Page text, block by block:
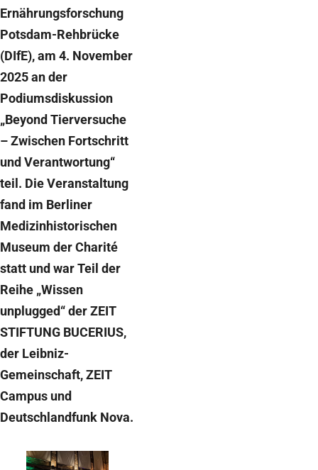
Ernährungsforschung
Potsdam-Rehbrücke
(DIfE), am 4. November
2025 an der
Podiumsdiskussion
„Beyond Tierversuche
– Zwischen Fortschritt
und Verantwortung“
teil. Die Veranstaltung
fand im Berliner
Medizinhistorischen
Museum der Charité
statt und war Teil der
Reihe „Wissen
unplugged“ der ZEIT
STIFTUNG BUCERIUS,
der Leibniz-
Gemeinschaft, ZEIT
Campus und
Deutschlandfunk Nova.